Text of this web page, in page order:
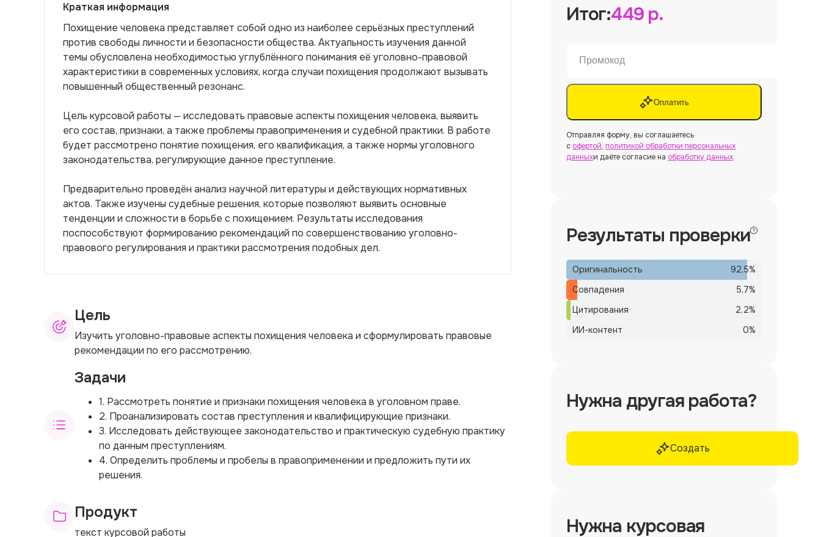
Краткая информация
Похищение человека представляет собой одно из наиболее серьёзных преступлений
против свободы личности и безопасности общества. Актуальность изучения данной
темы обусловлена необходимостью углублённого понимания её уголовно-правовой
характеристики в современных условиях, когда случаи похищения продолжают вызывать
повышенный общественный резонанс.
Цель курсовой работы — исследовать правовые аспекты похищения человека, выявить
его состав, признаки, а также проблемы правоприменения и судебной практики. В работе
будет рассмотрено понятие похищения, его квалификация, а также нормы уголовного
законодательства, регулирующие данное преступление.
Предварительно проведён анализ научной литературы и действующих нормативных
актов. Также изучены судебные решения, которые позволяют выявить основные
тенденции и сложности в борьбе с похищением. Результаты исследования
поспособствуют формированию рекомендаций по совершенствованию уголовно-
правового регулирования и практики рассмотрения подобных дел.
Цель
Изучить уголовно-правовые аспекты похищения человека и сформулировать правовые
рекомендации по его рассмотрению.
Задачи
1. Рассмотреть понятие и признаки похищения человека в уголовном праве.
2. Проанализировать состав преступления и квалифицирующие признаки.
3. Исследовать действующее законодательство и практическую судебную практику
по данным преступлениям.
4. Определить проблемы и пробелы в правоприменении и предложить пути их
решения.
Продукт
текст курсовой работы
Итог:449р.
Оплатить
Отправляя форму, вы соглашаетесь
с офертой, политикой обработки персональных
данныхи даёте согласие на обработку данных
Результаты проверки
Оригинальность 92,5%
Совпадения
5,7%
Цитирования
2,2%
ИИ-контент
0%
Нужна другая работа?
Создать
Нужна курсовая